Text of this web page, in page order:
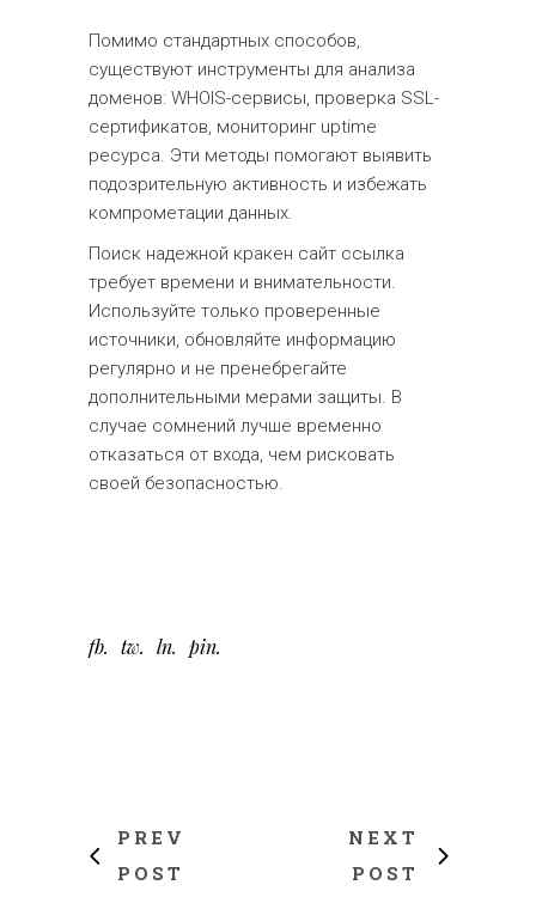
Помимо стандартных способов,
существуют инструменты для анализа
доменов: WHOIS-сервисы, проверка SSL-
сертификатов, мониторинг uptime
ресурса. Эти методы помогают выявить
подозрительную активность и избежать
компрометации данных.
Поиск надежной кракен сайт ссылка
требует времени и внимательности.
Используйте только проверенные
источники, обновляйте информацию
регулярно и не пренебрегайте
дополнительными мерами защиты. В
случае сомнений лучше временно
отказаться от входа, чем рисковать
своей безопасностью.
fb tw ln pin
PREV
POST
NEXT
POST